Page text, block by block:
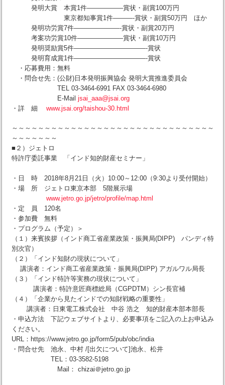
発明大賞 本賞1件—————–賞状・副賞100万円
東京都知事賞1件———-賞状・副賞50万円 ほか
発明功労賞7件———————-賞状・副賞20万円
考案功労賞10件———————賞状・副賞10万円
発明奨励賞5件———————————-賞状
発明育成賞1件———————————-賞状
・応募費用：無料
・問合せ先：(公財)日本発明振興協会 発明大賞推進委員会
TEL 03-3464-6991 FAX 03-3464-6980
E-Mail jsai_aaa@jsai.org
・詳 細 www.jsai.org/taishou-30.html
～～～～～～～～～～～～～～～～～～～～～～～～～～～～～～～
～～～～～～～
■２）ジェトロ
特許庁委託事業 「インド知的財産セミナー」
・日 時 2018年8月21日（火）10:00～12:00（9:30より受付開始）
・場 所 ジェトロ東京本部 5階展示場
www.jetro.go.jp/jetro/profile/map.html
・定 員 120名
・参加費 無料
・プログラム（予定）＞
（１）来賓挨拶（インド商工省産業政策・振興局(DIPP) パンディ特
別次官）
（２）「インド知財の現状について」
講演者：インド商工省産業政策・振興局(DIPP) アガルワル局長
（３）「インド特許等実務の現状について」
講演者：特許意匠商標総局（CGPDTM）シン長官補
（４）「企業から見たインドでの知財戦略の重要性」
講演者：日東電工株式会社 中谷 浩之 知的財産本部本部長
・申込方法 下記ウェブサイトより、必要事項をご記入の上お申込み
ください。
URL：https://www.jetro.go.jp/form5/pub/obc/india
・問合せ先 池永、中村 /[出欠について]池永、松井
TEL：03-3582-5198
Mail： chizai＠jetro.go.jp